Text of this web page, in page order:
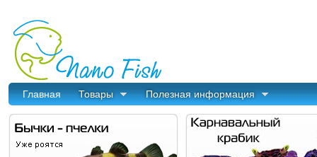
Главная Товары Полезная информация